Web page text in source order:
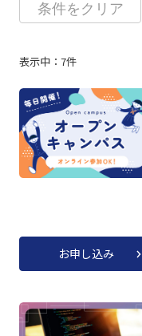
条件をクリア
表示中： 7件
お申し込み